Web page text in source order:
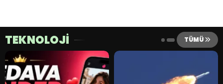
TEKNOLOJİ TÜMÜ